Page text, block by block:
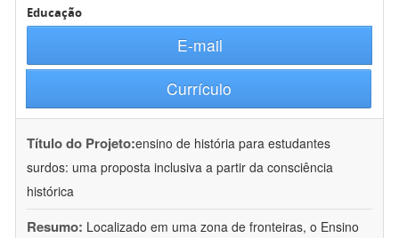
Educação
E-mail
Currículo
Título do Projeto:ensino de história para estudantes
surdos: uma proposta inclusiva a partir da consciência
histórica
Resumo: Localizado em uma zona de fronteiras, o Ensino